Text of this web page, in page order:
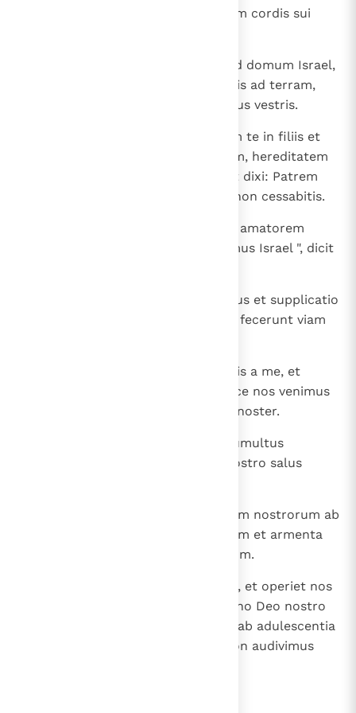
ambulabunt ultra post pravitatem cordis sui
In diebus illis ibit domus Iudae ad domum Israel,
et venient simul de terra aquilonis ad terram,
quam dedi in hereditatem patribus vestris.
Ego autem dixi: Quomodo ponam te in filiis et
tribuam tibi terram desiderabilem, hereditatem
praeclarissimam inter gentes? Et dixi: Patrem
vocabitis me et post me ingredi non cessabitis.
Sed, quomodo contemnit mulier amatorem
suum, sic contempsistis me, domus Israel ", dicit
Vox in collibus audita est, ploratus et supplicatio
filiorum Israel, quoniam iniquam fecerunt viam
" Convertimini, filii, qui aversi estis a me, et
sanabo aversiones vestras ". " Ecce nos venimus
ad te; tu enim es Dominus Deus noster.
Vere mendaces erant colles et tumultus
montium; vere in Domino Deo nostro salus
Confusio comedit laborem patrum nostrorum ab
adulescentia nostra, greges eorum et armenta
eorum, filios eorum et filias eorum.
Dormiemus in confusione nostra, et operiet nos
ignominia nostra, quoniam Domino Deo nostro
peccavimus nos et patres nostri ab adulescentia
nostra usque ad hanc diem et non audivimus